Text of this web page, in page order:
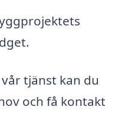
tjänst kan du
och få kontakt